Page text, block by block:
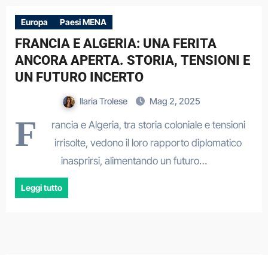
Europa Paesi MENA
FRANCIA E ALGERIA: UNA FERITA
ANCORA APERTA. STORIA, TENSIONI E
UN FUTURO INCERTO
Ilaria Trolese Mag 2, 2025
F
rancia e Algeria, tra storia coloniale e tensioni
irrisolte, vedono il loro rapporto diplomatico
inasprirsi, alimentando un futuro…
Leggi tutto